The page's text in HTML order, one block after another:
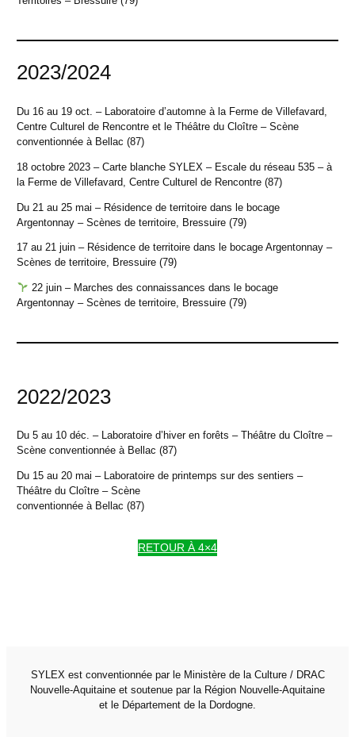
2023/2024
Du 16 au 19 oct. – Laboratoire d’automne à la Ferme de Villefavard,
Centre Culturel de Rencontre et le Théâtre du Cloître – Scène
conventionnée à Bellac (87)
18 octobre 2023 – Carte blanche SYLEX – Escale du réseau 535 – à
la Ferme de Villefavard, Centre Culturel de Rencontre (87)
Du 21 au 25 mai – Résidence de territoire dans le bocage
Argentonnay – Scènes de territoire, Bressuire (79)
17 au 21 juin – Résidence de territoire dans le bocage Argentonnay –
Scènes de territoire, Bressuire (79)
22 juin – Marches des connaissances dans le bocage
Argentonnay – Scènes de territoire, Bressuire (79)
2022/2023
Du 5 au 10 déc. – Laboratoire d’hiver en forêts – Théâtre du Cloître –
Scène conventionnée à Bellac (87)
Du 15 au 20 mai – Laboratoire de printemps sur des sentiers –
Théâtre du Cloître – Scène
conventionnée à Bellac (87)
RETOUR À 4×4
SYLEX est conventionnée par le Ministère de la Culture / DRAC
Nouvelle-Aquitaine et soutenue par la Région Nouvelle-Aquitaine
et le Département de la Dordogne.